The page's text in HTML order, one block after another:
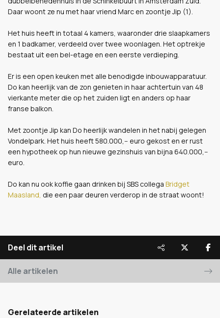
Daar woont ze nu met haar vriend Marc en zoontje Jip (1).
Het huis heeft in totaal 4 kamers, waaronder drie slaapkamers
en 1 badkamer, verdeeld over twee woonlagen. Het optrekje
bestaat uit een bel-etage en een eerste verdieping.
Er is een open keuken met alle benodigde inbouwapparatuur.
Do kan heerlijk van de zon genieten in haar achtertuin van 48
vierkante meter die op het zuiden ligt en anders op haar
franse balkon.
Met zoontje Jip kan Do heerlijk wandelen in het nabij gelegen
Vondelpark. Het huis heeft 580.000,-- euro gekost en er rust
een hypotheek op hun nieuwe gezinshuis van bijna 640.000,--
euro.
Do kan nu ook koffie gaan drinken bij SBS collega Bridget
Maasland, die een paar deuren verderop in de straat woont!
Deel dit artikel
Alle artikelen
Gerelateerde artikelen